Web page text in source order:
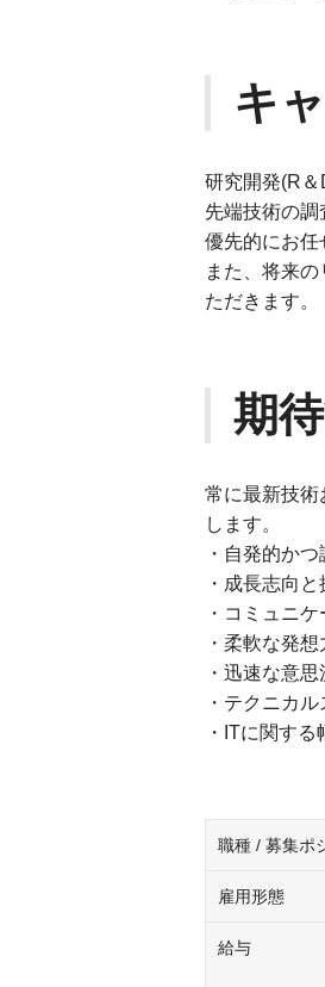
キ
研究開発(R＆
先端技術の
優先的にお任
また、将来
ただきます。
期
常に最新技術
します。
・自発的か
・成長志向
・コミュニ
・柔軟な発
・迅速な意
・テクニカ
・ITに関す
職種 / 募集ポ
雇用形態
給与